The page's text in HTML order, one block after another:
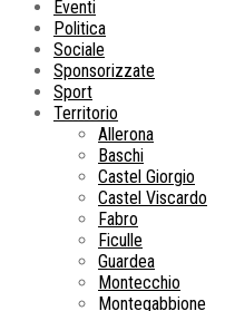
Eventi
Politica
Sociale
Sponsorizzate
Sport
Territorio
Allerona
Baschi
Castel Giorgio
Castel Viscardo
Fabro
Ficulle
Guardea
Montecchio
Montegabbione